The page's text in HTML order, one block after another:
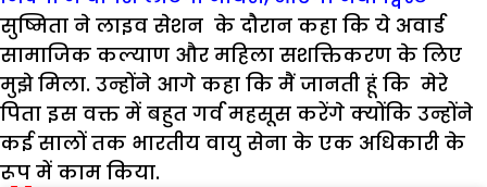
सुष्मिता ने लाइव सेशन के दौरान कहा कि ये अवार्ड
सामाजिक कल्याण और महिला सशक्तिकरण के लिए
मुझे मिला. उन्होंने आगे कहा कि मैं जानती हूं कि मेरे
पिता इस वक्त में बहुत गर्व महसूस करेंगे क्योंकि उन्होंने
कई सालों तक भारतीय वायु सेना के एक अधिकारी के
रूप में काम किया.